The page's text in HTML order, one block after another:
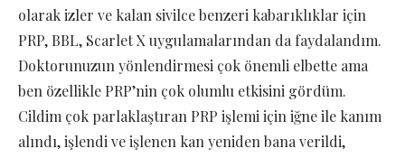
olarak izler ve kalan sivilce benzeri kabarıklıklar için
PRP, BBL, Scarlet X uygulamalarından da faydalandım.
Doktorunuzun yönlendirmesi çok önemli elbette ama
ben özellikle PRP’nin çok olumlu etkisini gördüm.
Cildim çok parlaklaştıran PRP işlemi için iğne ile kanım
alındı, işlendi ve işlenen kan yeniden bana verildi,